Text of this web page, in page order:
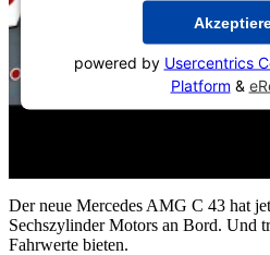
powered by Usercentrics
Platform &
Der neue Mercedes AMG C 43 hat
Sechszylinder Motors an Bord. Und
Fahrwerte bieten.